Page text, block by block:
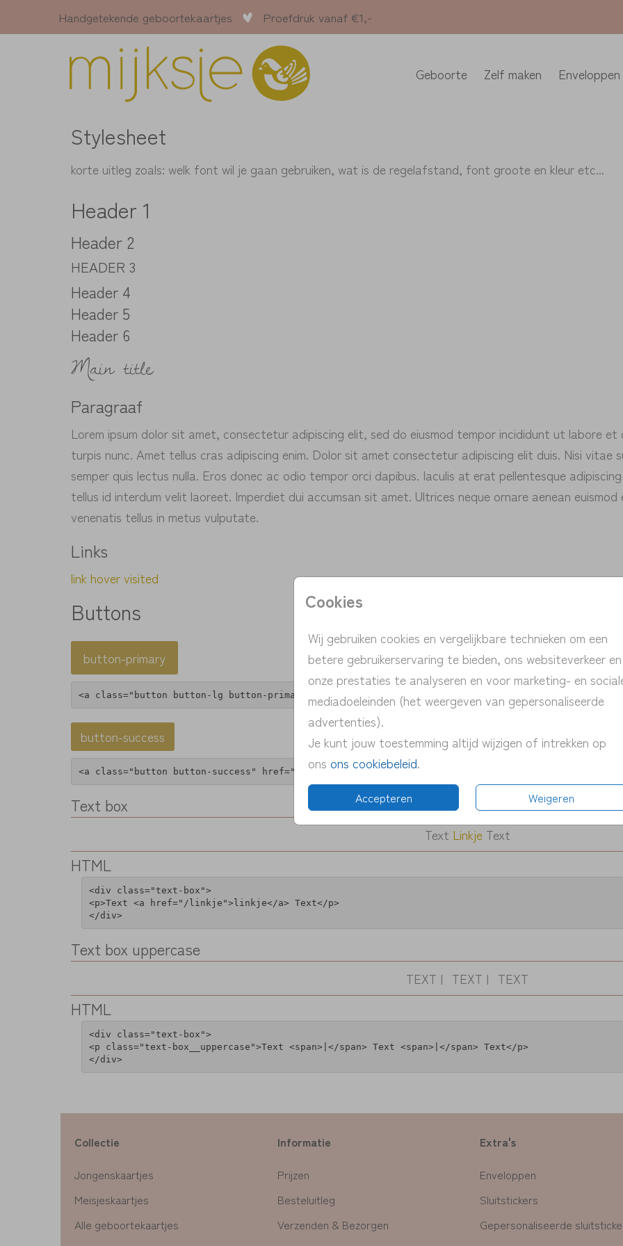
Handgetekende geboortekaartjes Proefdruk vanaf €1,-
Geboorte Zelf maken Enveloppen
Cookies
Wij gebruiken cookies en vergelijkbare technieken om een
betere gebruikerservaring te bieden, ons websiteverkeer en
onze prestaties te analyseren en voor marketing- en
mediadoeleinden (het weergeven van gepersonaliseerde
advertenties).
Je kunt jouw toestemming altijd wijzigen of intrekken op
ons ons cookiebeleid.
Accepteren Weigeren
Stylesheet
korte uitleg zoals: welk font wil je gaan gebruiken, wat is de regelafstand, font groote en kleur etc...
Header 1
Header 2
HEADER 3
Header 4
Header 5
Header 6
Main title
Paragraaf
Lorem ipsum dolor sit amet, consectetur adipiscing elit, sed do eiusmod tempor incididunt ut labore
turpis nunc. Amet tellus cras adipiscing enim. Dolor sit amet consectetur adipiscing elit duis. Nisi
semper quis lectus nulla. Eros donec ac odio tempor orci dapibus. Iaculis at erat pellentesque
tellus id interdum velit laoreet. Imperdiet dui accumsan sit amet. Ultrices neque ornare aenean
venenatis tellus in metus vulputate.
Links
linkhovervisited
Buttons
button-primary
button-success
<a class="button button-success" href="#">button-success</a>
Text box
Text LinkjeText
HTML
<div class="text-box">
<p>Text <a href="/linkje">linkje</a> Text</p>
Text box uppercase
TEXT | TEXT | TEXT
HTML
<div class="text-box">
<p class="text-box__uppercase">Text <span>|</span> Text <span>|</span> Text</p>
Collectie
Jongenskaartjes
Meisjeskaartjes
Alle geboortekaartjes
Informatie
Prijzen
Besteluitleg
Verzenden & Bezorgen
Extra's
Enveloppen
Sluitstickers
Gepersonaliseerde